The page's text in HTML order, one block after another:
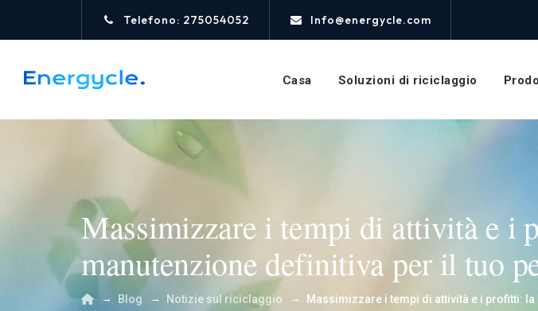
Telefono: 275054052 Info@energycle.com
Casa Soluzioni di riciclaggio
Massimizzare i tempi di attività e i
manutenzione definitiva per il tuo
→ Blog → Notizie sul riciclaggio → Massimizzare i tempi di attività e i profitti: